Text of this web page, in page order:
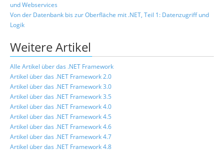
und Webservices
Von der Datenbank bis zur Oberfläche mit .NET, Teil 1: Datenzugriff und
Logik
Weitere Artikel
Alle Artikel über das .NET Framework
Artikel über das .NET Framework 2.0
Artikel über das .NET Framework 3.0
Artikel über das .NET Framework 3.5
Artikel über das .NET Framework 4.0
Artikel über das .NET Framework 4.5
Artikel über das .NET Framework 4.6
Artikel über das .NET Framework 4.7
Artikel über das .NET Framework 4.8